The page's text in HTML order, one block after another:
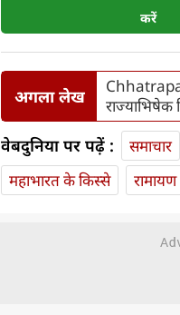
करें
अगला लेख
राज्याभिषेक
वेबदुनिया पर पढ़ें : समाचार
महाभारत के किस्से